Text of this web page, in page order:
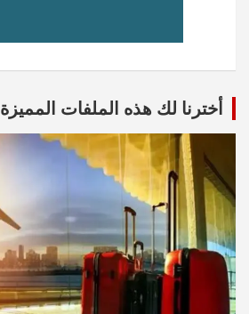
أخترنا لك هذه الملفات المميزة